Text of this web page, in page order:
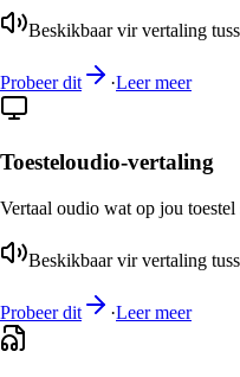
Beskikbaar vir vertaling
Probeer dit ·Leer meer
Toesteloudio-vertaling
Vertaal oudio wat op jou toestel
Beskikbaar vir vertaling
Probeer dit ·Leer meer